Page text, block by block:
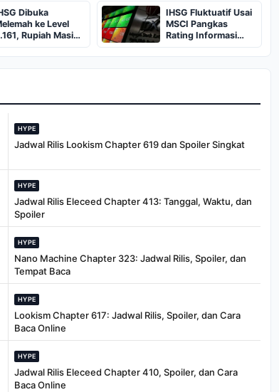
Dibuka
ke Level
Rupiah Masih
IHSG Fluktuatif Usai
MSCI Pangkas
Rating Informasi
Pasar Modal
Indonesia
HYPE
Jadwal Rilis Lookism Chapter 619 dan Spoiler Singkat
HYPE
Jadwal Rilis Eleceed Chapter 413: Tanggal, Waktu, dan
Spoiler
HYPE
Nano Machine Chapter 323: Jadwal Rilis, Spoiler, dan
Tempat Baca
HYPE
Lookism Chapter 617: Jadwal Rilis, Spoiler, dan Cara
Baca Online
HYPE
Jadwal Rilis Eleceed Chapter 410, Spoiler, dan Cara
Baca Online